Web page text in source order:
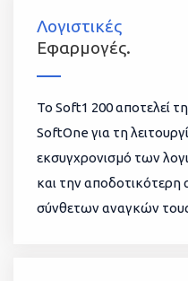
Λογιστικές
Εφαρμογές.
To Soft1 200 αποτελεί
SoftOne για τη
εκσυγχρονισμό των
και την αποδοτικότερη
σύνθετων αναγκών